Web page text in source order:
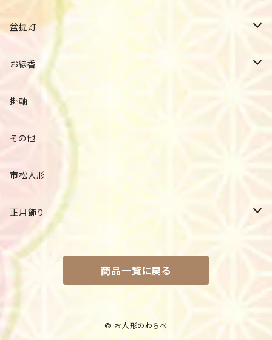
ひな人形五人飾り
鎧平飾り
鎧収納飾り
大将飾り
木目込み大将飾り
盆提灯
インテリア
ルミナス
家紋入り盆提灯
お線香
ロウソク
掛軸
その他
市松人形
正月飾り
羽子板
商品一覧に戻る
© お人形のわらべ